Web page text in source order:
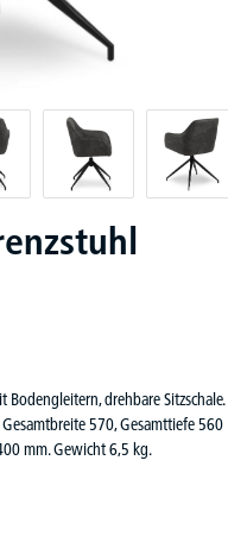
drehbare Sitzschale.
570, Gesamttiefe 560
mm. Gewicht 6,5 kg.